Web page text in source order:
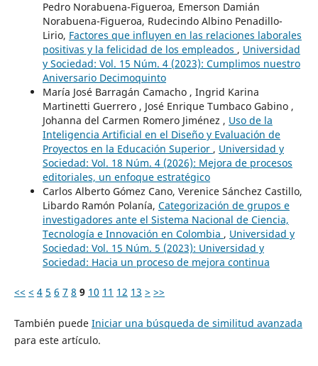
Pedro Norabuena-Figueroa, Emerson Damián
Norabuena-Figueroa, Rudecindo Albino Penadillo-
Lirio, Factores que influyen en las relaciones laborales
positivas y la felicidad de los empleados , Universidad
y Sociedad: Vol. 15 Núm. 4 (2023): Cumplimos nuestro
Aniversario Decimoquinto
María José Barragán Camacho , Ingrid Karina
Martinetti Guerrero , José Enrique Tumbaco Gabino ,
Johanna del Carmen Romero Jiménez , Uso de la
Inteligencia Artificial en el Diseño y Evaluación de
Proyectos en la Educación Superior , Universidad y
Sociedad: Vol. 18 Núm. 4 (2026): Mejora de procesos
editoriales, un enfoque estratégico
Carlos Alberto Gómez Cano, Verenice Sánchez Castillo,
Libardo Ramón Polanía, Categorización de grupos e
investigadores ante el Sistema Nacional de Ciencia,
Tecnología e Innovación en Colombia , Universidad y
Sociedad: Vol. 15 Núm. 5 (2023): Universidad y
Sociedad: Hacia un proceso de mejora continua
<< < 4 5 6 7 8 9 10 11 12 13 > >>
También puede Iniciar una búsqueda de similitud avanzada
para este artículo.